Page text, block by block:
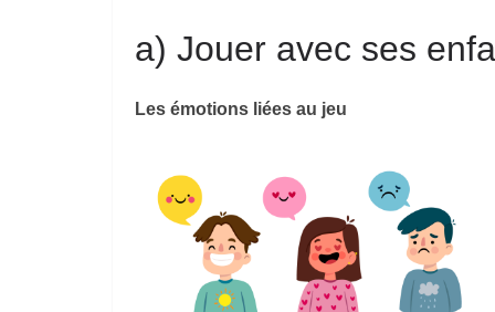
a) Jouer avec ses
Les émotions liées au jeu